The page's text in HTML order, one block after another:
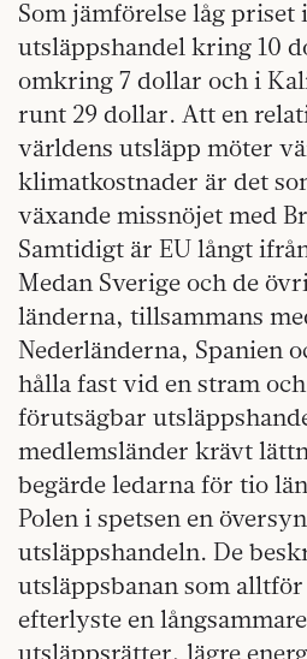
Som jämförelse låg priset
utsläppshandel kring 10
omkring 7 dollar och i
runt 29 dollar. Att en
världens utsläpp möter
klimatkostnader är det
växande missnöjet med
Samtidigt är EU långt
Medan Sverige och de
länderna, tillsammans
Nederländerna, Spanien
hålla fast vid en stram
förutsägbar
medlemsländer krävt
begärde ledarna för tio
Polen i spetsen en
utsläppshandeln. De
utsläppsbanan som
efterlyste en
utsläppsrätter, lägre